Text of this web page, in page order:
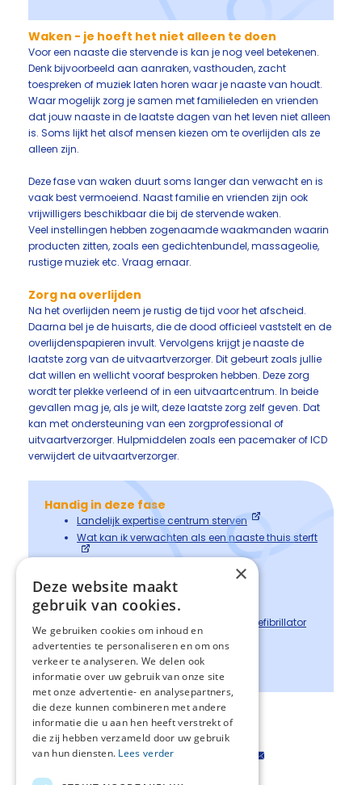
Waken - je hoeft het niet alleen te doen
Voor een naaste die stervende is kan je nog veel betekenen.
Denk bijvoorbeeld aan aanraken, vasthouden, zacht
toespreken of muziek laten horen waar je naaste van houdt.
Waar mogelijk zorg je samen met familieleden en vrienden
dat jouw naaste in de laatste dagen van het leven niet alleen
is. Soms lijkt het alsof mensen kiezen om te overlijden als ze
alleen zijn.
Deze fase van waken duurt soms langer dan verwacht en is
vaak best vermoeiend. Naast familie en vrienden zijn ook
vrijwilligers beschikbaar die bij de stervende waken.
Veel instellingen hebben zogenaamde waakmanden waarin
producten zitten, zoals een gedichtenbundel, massageolie,
rustige muziek etc. Vraag ernaar.
Zorg na overlijden
Na het overlijden neem je rustig de tijd voor het afscheid.
Daarna bel je de huisarts, die de dood officieel vaststelt en de
overlijdenspapieren invult. Vervolgens krijgt je naaste de
laatste zorg van de uitvaartverzorger. Dit gebeurt zoals jullie
dat willen en wellicht vooraf besproken hebben. Deze zorg
wordt ter plekke verleend of in een uitvaartcentrum. In beide
gevallen mag je, als je wilt, deze laatste zorg zelf geven. Dat
kan met ondersteuning van een zorgprofessional of
uitvaartverzorger. Hulpmiddelen zoals een pacemaker of ICD
verwijdert de uitvaartverzorger.
Handig in deze fase
Landelijk expertise centrum sterven
Wat kan ik verwachten als een naaste thuis sterft
Folder: Een dierbare verliezen
Folder Stervensfase
Folder Implanteerbare Cardioverter Defibrillator
(ICD) en het levenseinde
Morfine. Fabels en feiten
Terug naar het levenspad
Deel deze pagina:
×
Deze website maakt
gebruik van cookies.
We gebruiken cookies om inhoud en
advertenties te personaliseren en om ons
verkeer te analyseren. We delen ook
informatie over uw gebruik van onze site
met onze advertentie- en analysepartners,
die deze kunnen combineren met andere
informatie die u aan hen heeft verstrekt of
die zij hebben verzameld door uw gebruik
van hun diensten. Lees verder